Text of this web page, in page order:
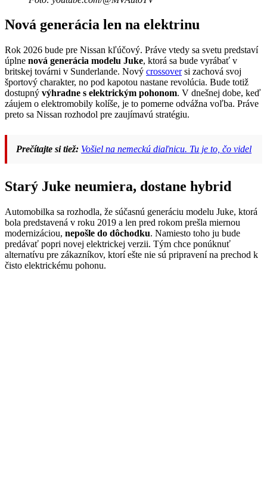
Nová generácia len na elektrinu
Rok 2026 bude pre Nissan kľúčový. Práve vtedy sa svetu predstaví
úplne nová generácia modelu Juke, ktorá sa bude vyrábať v
britskej továrni v Sunderlande. Nový crossoversi zachová svoj
športový charakter, no pod kapotou nastane revolúcia. Bude totiž
dostupný výhradne s elektrickým pohonom. V dnešnej dobe, keď
záujem o elektromobily kolíše, je to pomerne odvážna voľba. Práve
preto sa Nissan rozhodol pre zaujímavú stratégiu.
Prečítajte si tiež: Vošiel na nemeckú diaľnicu. Tu je to, čo videl
Starý Juke neumiera, dostane hybrid
Automobilka sa rozhodla, že súčasnú generáciu modelu Juke, ktorá
bola predstavená v roku 2019 a len pred rokom prešla miernou
modernizáciou, nepošle do dôchodku. Namiesto toho ju bude
predávať popri novej elektrickej verzii. Tým chce ponúknuť
alternatívu pre zákazníkov, ktorí ešte nie sú pripravení na prechod k
čisto elektrickému pohonu.